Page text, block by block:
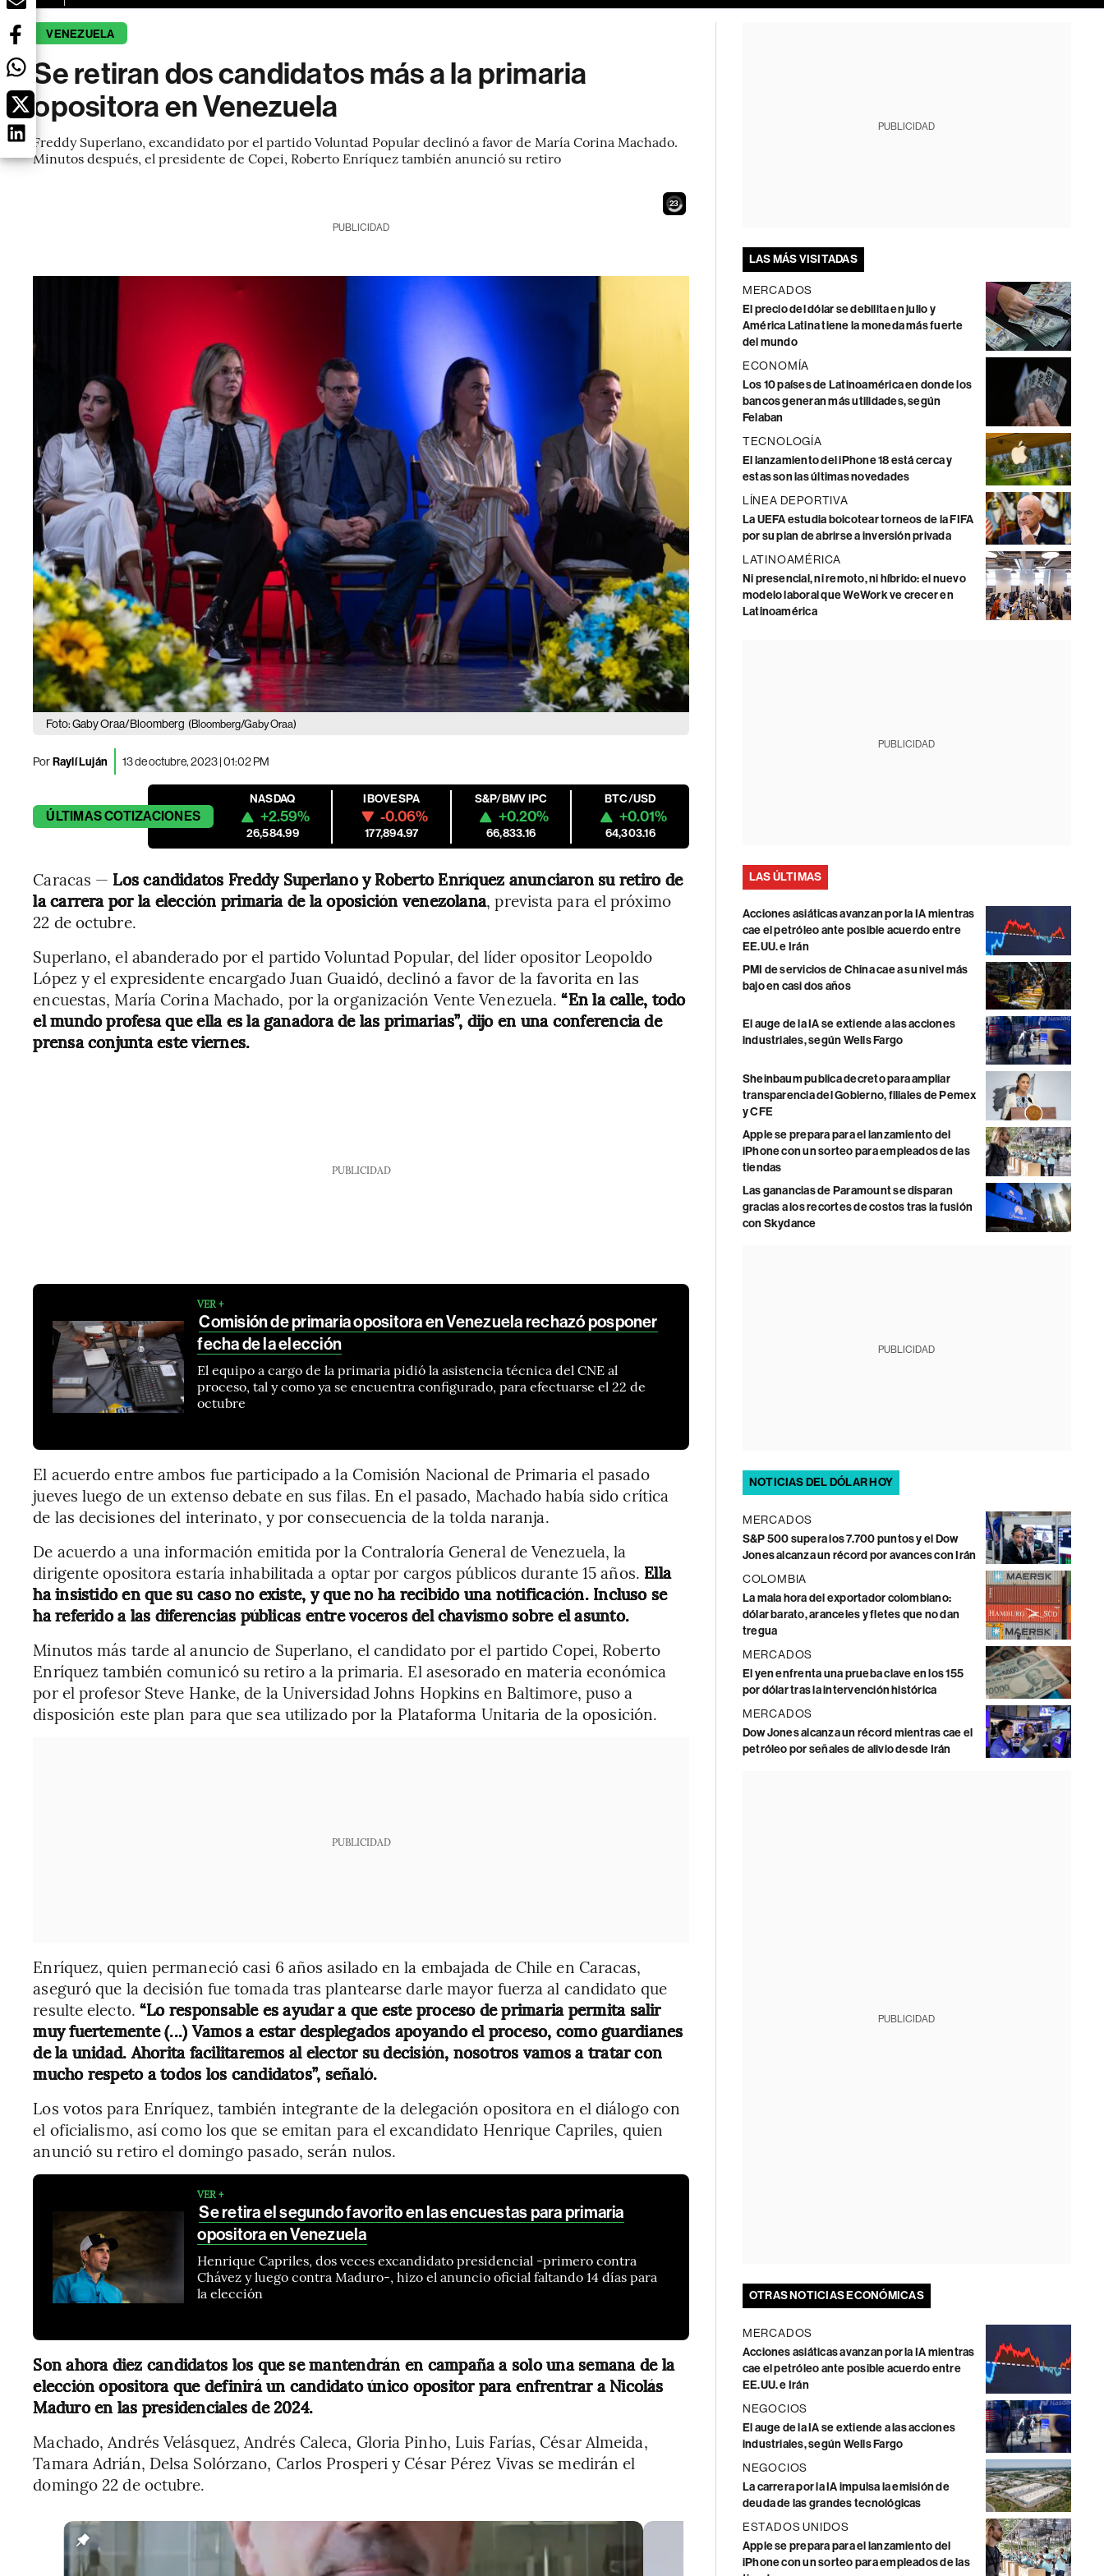
VENEZUELA
Se retiran dos candidatos más a la primaria
opositora en Venezuela
Freddy Superlano, excandidato por el partido Voluntad Popular declinó a favor de María Corina Machado.
Minutos después, el presidente de Copei, Roberto Enríquez también anunció su retiro
21
PUBLICIDAD
Foto: Gaby Oraa/Bloomberg (Bloomberg/Gaby Oraa)
PorRaylí Luján 13 de octubre, 2023 | 01:02 PM
ÚLTIMASCOTIZACIONES
NASDAQ
+2.59%
26,584.99
IBOVESPA
-0.06%
177,894.97
S&P/BMV IPC
+0.20%
66,833.16
BTC/USD
+0.01%
64,303.16
Caracas — Los candidatos Freddy Superlano y Roberto Enríquez anunciaron su retiro de
la carrera por la elección primaria de la oposición venezolana, prevista para el próximo
22 de octubre.
Superlano, el abanderado por el partido Voluntad Popular, del líder opositor Leopoldo
López y el expresidente encargado Juan Guaidó, declinó a favor de la favorita en las
encuestas, María Corina Machado, por la organización Vente Venezuela.“En la calle, todo
el mundo profesa que ella es la ganadora de las primarias”, dijo en una conferencia de
prensa conjunta este viernes.
PUBLICIDAD
VER +
Comisión de primaria opositora en Venezuela rechazó posponer
fecha de la elección
El equipo a cargo de la primaria pidió la asistencia técnica del CNE al
proceso, tal y como ya se encuentra configurado, para efectuarse el 22 de
octubre
El acuerdo entre ambos fue participado a la Comisión Nacional de Primaria el pasado
jueves luego de un extenso debate en sus filas. En el pasado, Machado había sido crítica
de las decisiones del interinato, y por consecuencia de la tolda naranja.
De acuerdo a una información emitida por la Contraloría General de Venezuela, la
dirigente opositora estaría inhabilitada a optar por cargos públicos durante 15 años. Ella
ha insistido en que su caso no existe, y que no ha recibido una notificación. Incluso se
ha referido a las diferencias públicas entre voceros del chavismo sobre el asunto.
Minutos más tarde al anuncio de Superlano, el candidato por el partido Copei, Roberto
Enríquez también comunicó su retiro a la primaria. El asesorado en materia económica
por el profesor Steve Hanke, de la Universidad Johns Hopkins en Baltimore, puso a
disposición este plan para que sea utilizado por la Plataforma Unitaria de la oposición.
PUBLICIDAD
Enríquez, quien permaneció casi 6 años asilado en la embajada de Chile en Caracas,
aseguró que la decisión fue tomada tras plantearse darle mayor fuerza al candidato que
resulte electo. “Lo responsable es ayudar a que este proceso de primaria permita salir
muy fuertemente (...) Vamos a estar desplegados apoyando el proceso, como guardianes
de la unidad. Ahorita facilitaremos al elector su decisión, nosotros vamos a tratar con
mucho respeto a todos los candidatos”, señaló.
Los votos para Enríquez, también integrante de la delegación opositora en el diálogo con
el oficialismo, así como los que se emitan para el excandidato Henrique Capriles, quien
anunció su retiro el domingo pasado, serán nulos.
VER +
Se retira el segundo favorito en las encuestas para primaria
opositora en Venezuela
Henrique Capriles, dos veces excandidato presidencial -primero contra
Chávez y luego contra Maduro-, hizo el anuncio oficial faltando 14 días para
la elección
Son ahora diez candidatos los que se mantendrán en campaña a solo una semana de la
elección opositora que definirá un candidato único opositor para enfrentrar a Nicolás
Maduro en las presidenciales de 2024.
Machado, Andrés Velásquez, Andrés Caleca, Gloria Pinho, Luis Farías, César Almeida,
Tamara Adrián, Delsa Solórzano, Carlos Prosperi y César Pérez Vivas se medirán el
domingo 22 de octubre.
PUBLICIDAD
LAS MÁS VISITADAS
MERCADOS
El precio del dólar se debilita en julio y
América Latina tiene la moneda más fuerte
del mundo
ECONOMÍA
Los 10 países de Latinoamérica en donde los
bancos generan más utilidades, según
Felaban
TECNOLOGÍA
El lanzamiento del iPhone 18 está cerca y
estas son las últimas novedades
LÍNEA DEPORTIVA
La UEFA estudia boicotear torneos de la FIFA
por su plan de abrirse a inversión privada
LATINOAMÉRICA
Ni presencial, ni remoto, ni híbrido: el nuevo
modelo laboral que WeWork ve crecer en
Latinoamérica
PUBLICIDAD
LAS ÚLTIMAS
Acciones asiáticas avanzan por la IA mientras
cae el petróleo ante posible acuerdo entre
EE.UU. e Irán
PMI de servicios de China cae a su nivel más
bajo en casi dos años
El auge de la IA se extiende a las acciones
industriales, según Wells Fargo
Sheinbaum publica decreto para ampliar
transparencia del Gobierno, filiales de Pemex
y CFE
Apple se prepara para el lanzamiento del
iPhone con un sorteo para empleados de las
tiendas
Las ganancias de Paramount se disparan
gracias a los recortes de costos tras la fusión
con Skydance
PUBLICIDAD
NOTICIAS DEL DÓLAR HOY
MERCADOS
S&P 500 supera los 7.700 puntos y el Dow
Jones alcanza un récord por avances con Irán
COLOMBIA
La mala hora del exportador colombiano:
dólar barato, aranceles y fletes que no dan
tregua
MERCADOS
El yen enfrenta una prueba clave en los 155
por dólar tras la intervención histórica
MERCADOS
Dow Jones alcanza un récord mientras cae el
petróleo por señales de alivio desde Irán
PUBLICIDAD
OTRAS NOTICIAS ECONÓMICAS
MERCADOS
Acciones asiáticas avanzan por la IA mientras
cae el petróleo ante posible acuerdo entre
EE.UU. e Irán
NEGOCIOS
El auge de la IA se extiende a las acciones
industriales, según Wells Fargo
NEGOCIOS
La carrera por la IA impulsa la emisión de
deuda de las grandes tecnológicas
ESTADOS UNIDOS
Apple se prepara para el lanzamiento del
iPhone con un sorteo para empleados de las